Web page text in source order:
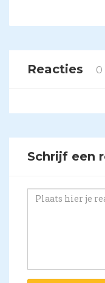
Reacties 0
Schrijf een